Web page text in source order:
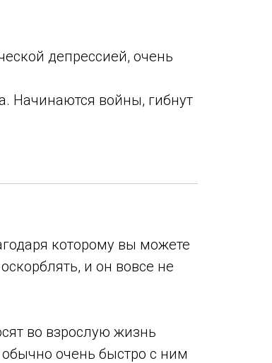
депрессией, очень
Начинаются войны, гибнут
которому вы можете
и он вовсе не
во взрослую жизнь
очень быстро с ним